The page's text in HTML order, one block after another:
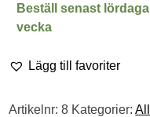
mängd
Beställ senast
vecka
Lägg till favoriter
Artikelnr:8 Kategorier: